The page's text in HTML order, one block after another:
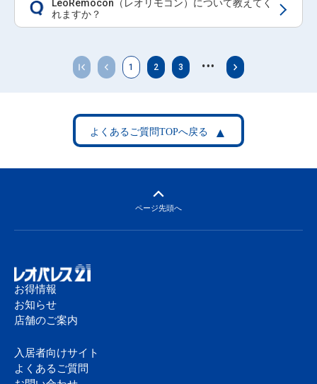
LeoRemocon（レオリモコン）について教えてく
れますか？
1 2 3 …
ページ先頭へ
お得情報
お知らせ
店舗のご案内
入居者向けサイト
よくあるご質問